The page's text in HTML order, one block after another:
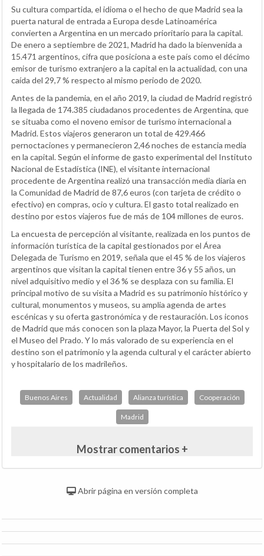
Su cultura compartida, el idioma o el hecho de que Madrid sea la
puerta natural de entrada a Europa desde Latinoamérica
convierten a Argentina en un mercado prioritario para la capital.
De enero a septiembre de 2021, Madrid ha dado la bienvenida a
15.471 argentinos, cifra que posiciona a este país como el décimo
emisor de turismo extranjero a la capital en la actualidad, con una
caída del 29,7 % respecto al mismo periodo de 2020.
Antes de la pandemia, en el año 2019, la ciudad de Madrid registró
la llegada de 174.385 ciudadanos procedentes de Argentina, que
se situaba como el noveno emisor de turismo internacional a
Madrid. Estos viajeros generaron un total de 429.466
pernoctaciones y permanecieron 2,46 noches de estancia media
en la capital. Según el informe de gasto experimental del Instituto
Nacional de Estadística (INE), el visitante internacional
procedente de Argentina realizó una transacción media diaria en
la Comunidad de Madrid de 87,6 euros (con tarjeta de crédito o
efectivo) en compras, ocio y cultura. El gasto total realizado en
destino por estos viajeros fue de más de 104 millones de euros.
La encuesta de percepción al visitante, realizada en los puntos de
información turística de la capital gestionados por el Área
Delegada de Turismo en 2019, señala que el 45 % de los viajeros
argentinos que visitan la capital tienen entre 36 y 55 años, un
nivel adquisitivo medio y el 36 % se desplaza con su familia. El
principal motivo de su visita a Madrid es su patrimonio histórico y
cultural, monumentos y museos, su amplia agenda de artes
escénicas y su oferta gastronómica y de restauración. Los iconos
de Madrid que más conocen son la plaza Mayor, la Puerta del Sol y
el Museo del Prado. Y lo más valorado de su experiencia en el
destino son el patrimonio y la agenda cultural y el carácter abierto
y hospitalario de los madrileños.
Buenos Aires Actualidad Alianza turística Cooperación
Madrid
Mostrar comentarios +
Abrir página en versión completa